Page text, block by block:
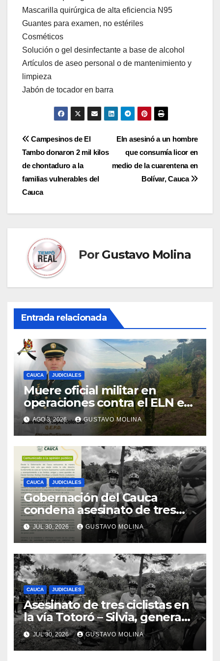
Mascarilla quirúrgica de alta eficiencia N95
Guantes para examen, no estériles
Cosméticos
Solución o gel desinfectante a base de alcohol
Artículos de aseo personal o de mantenimiento y
limpieza
Jabón de tocador en barra
Navegación
de
entradas
Eln asesinó a un hombre
que consumía licor en
medio de la cuarentena en
Bolívar, Cauca
Campesinos de El
Tambo donaron 2 mil kilos
de chontaduro a la
familias vulnerables del
Cauca
Por Gustavo Molina
Entrada relacionada
CAUCA JUDICIALES
Muere oficial militar en
operaciones contra el ELN en
el sur del Cauca
AGO 3, 2026 GUSTAVO MOLINA
CAUCA JUDICIALES
Gobernación del Cauca
condena asesinato de tres
ciudadanos y exige medidas
urgentes al Gobierno
Nacional
JUL 30, 2026 GUSTAVO MOLINA
CAUCA JUDICIALES
Asesinato de tres ciclistas en
la vía Totoró – Silvia, genera
consternación en el Cauca
JUL 30, 2026 GUSTAVO MOLINA